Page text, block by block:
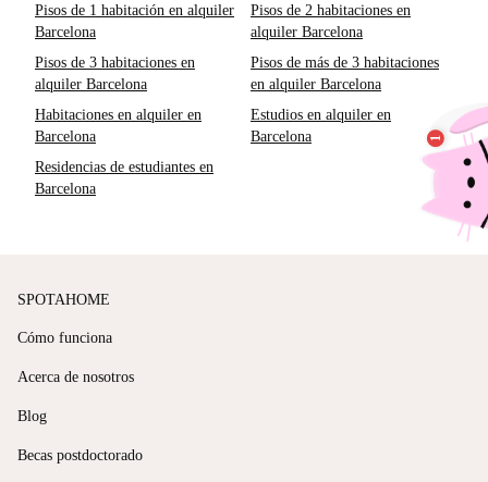
Pisos de 1 habitación en alquiler
Barcelona
Pisos de 2 habitaciones en
alquiler Barcelona
Pisos de 3 habitaciones en
alquiler Barcelona
Pisos de más de 3 habitaciones
en alquiler Barcelona
Habitaciones en alquiler en
Barcelona
Estudios en alquiler en
Barcelona
Residencias de estudiantes en
Barcelona
SPOTAHOME
Cómo funciona
Acerca de nosotros
Blog
Becas postdoctorado